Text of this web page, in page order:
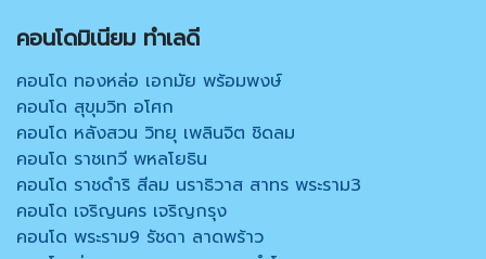
คอนโดมิเนียม ทำเลดี
คอนโด ทองหล่อ เอกมัย พร้อมพงษ์
คอนโด สุขุมวิท อโศก
คอนโด หลังสวน วิทยุ เพลินจิต ชิดลม
คอนโด ราชเทวี พหลโยธิน
คอนโด ราชดำริ สีลม นราธิวาส สาทร พระราม3
คอนโด เจริญนคร เจริญกรุง
คอนโด พระราม9 รัชดา ลาดพร้าว